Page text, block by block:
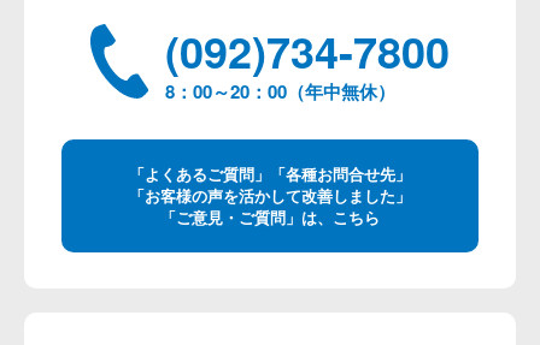
(092)734-7800
8：00～20：00（年中無休）
「よくあるご質問」「各種お問合せ先」
「お客様の声を活かして改善しました」
「ご意見・ご質問」は、こちら